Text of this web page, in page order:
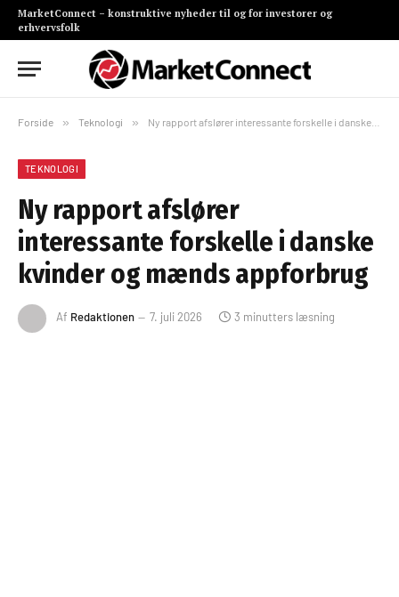
MarketConnect – konstruktive nyheder til og for investorer og
erhvervsfolk
Forside » Teknologi » Ny rapport afslører interessante forskelle i danske kvinder og mænds appforbrug
TEKNOLOGI
Ny rapport afslører
interessante forskelle i danske
kvinder og mænds appforbrug
Af Redaktionen 7. juli 2026 3 minutters læsning